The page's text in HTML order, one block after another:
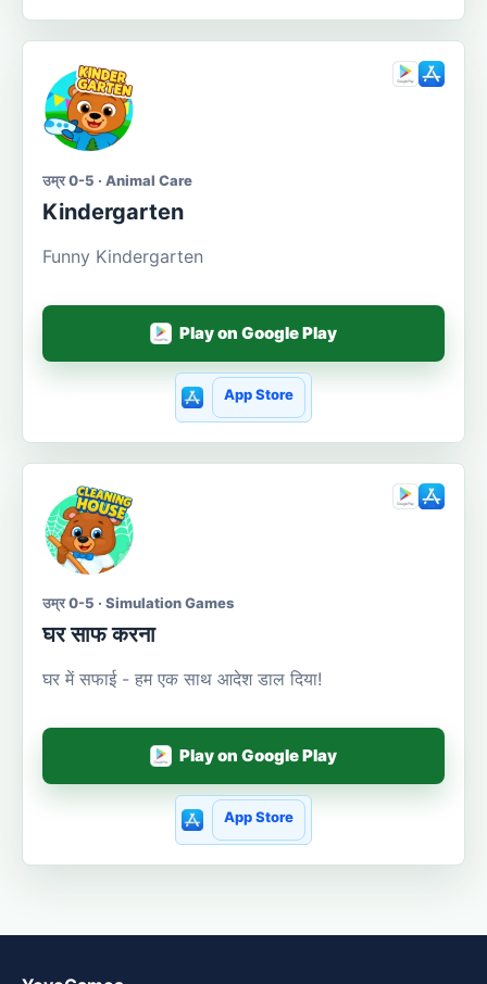
उम्र 0-5 · Animal Care
Kindergarten
Funny Kindergarten
Play on Google Play
App Store
उम्र 0-5 · Simulation Games
घर साफ करना
घर में सफाई - हम एक साथ आदेश डाल दिया!
Play on Google Play
App Store